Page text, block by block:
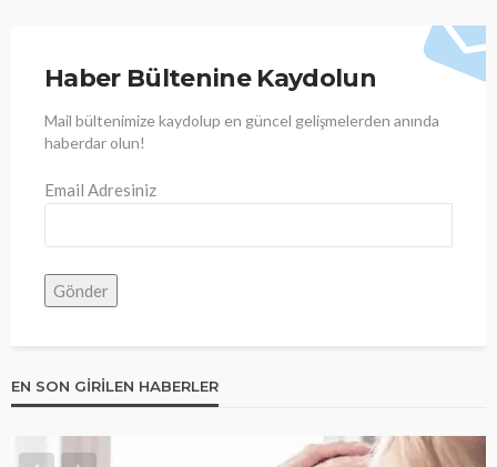
Haber Bültenine Kaydolun
Mail bültenimize kaydolup en güncel gelişmelerden anında
haberdar olun!
Email Adresiniz
EN SON GIRILEN HABERLER